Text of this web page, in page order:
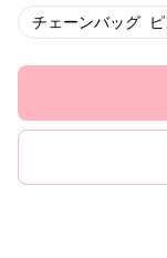
チェーンバッグ